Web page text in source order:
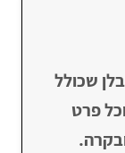
שכולל
פרט